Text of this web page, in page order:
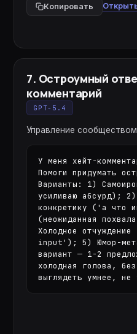
Копировать
7. Остроумный
комментарий
GPT-5.4
Управление сообществом
У меня хейт-
Помоги придумать
Варианты: 1)
усиливаю абсурд);
конкретику ('а что
(неожиданная
Холодное
input'); 5) Юмор-
вариант — 1-2
холодная голова,
выглядеть умнее, не